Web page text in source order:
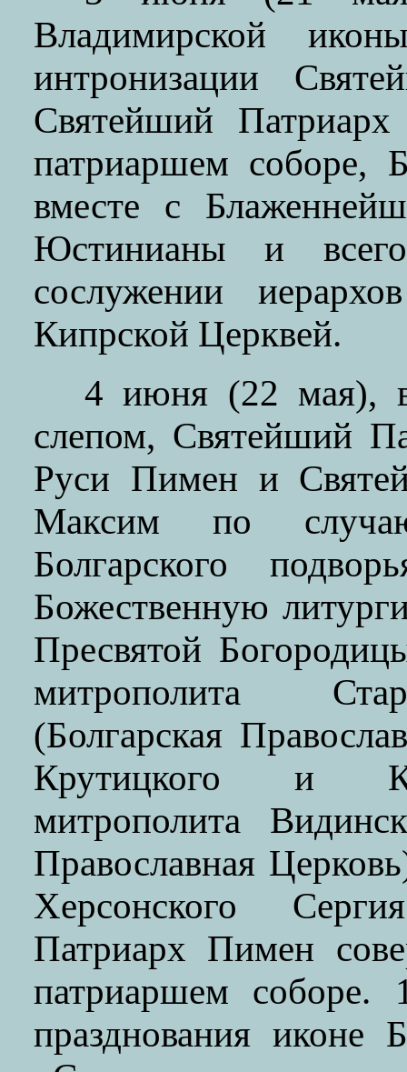
Владимирской
интронизации
Святейший
патриаршем соборе,
вместе с
Юстинианы и
сослужении
Кипрской Церквей.
4 июня (22 мая),
слепом, Святейший
Руси Пимен и
Максим по
Болгарского
Божественную
Пресвятой
митрополита
(Болгарская
Крутицкого и
митрополита
Православная
Херсонского
Патриарх Пимен
патриаршем
празднования иконе